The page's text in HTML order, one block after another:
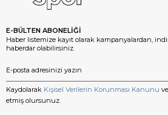
E-BÜLTEN ABONELİĞİ
Haber listemize kayıt olarak kampanyalardan,
haberdar olabilirsiniz.
Kaydolarak Kişisel Verilerin Korunması Kanunu ve
etmiş olursunuz.